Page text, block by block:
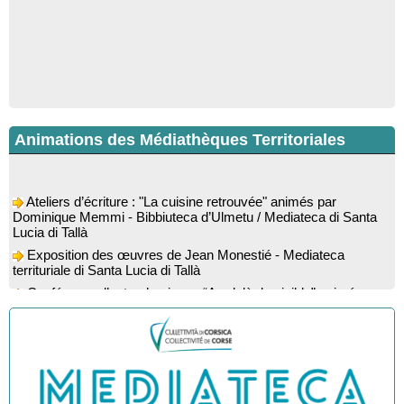
Animations des Médiathèques Territoriales
Ateliers d’écriture : "La cuisine retrouvée" animés par
Dominique Memmi - Bibbiuteca d’Ulmetu / Mediateca di Santa
Lucia di Tallà
Exposition des œuvres de Jean Monestié - Mediateca
territuriale di Santa Lucia di Tallà
Conférence d’astrophysique : “Au-delà du visible” animée par
Exposition des œuvres de Dominique Malberti Morin :
"Racines, peintures acryliques et aquarelles" - Mediateca
territuriale di Santa Lucia di Tallà
Animation : "Petits lecteurs" - Médiathèque - Pitretu è